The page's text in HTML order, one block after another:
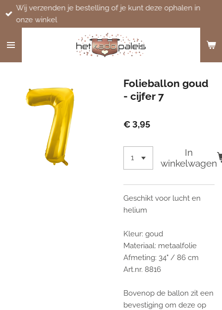
Ga
direct
de
Wij verzenden je bestelling of je kunt deze ophalen in
onze winkel
Folieballon goud
- cijfer 7
€ 3,95
In
winkelwagen
Geschikt voor lucht en
helium
Kleur: goud
Materiaal: metaalfolie
Afmeting: 34" / 86 cm
Art.nr. 8816
Bovenop de ballon zit een
bevestiging om deze op